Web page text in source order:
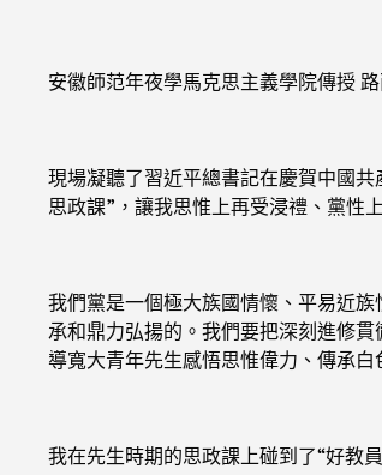
安徽師范年夜學馬克思主義學院傳授
現場凝聽了習近平總書記在慶賀中國
思政課”，讓我思惟上再受浸禮、黨性
我們黨是一個極大族國情懷、平易近
承和鼎力弘揚的。我們要把深刻進修
導寬大青年先生感悟思惟偉力、傳承
我在先生時期的思政課上碰到了“好教